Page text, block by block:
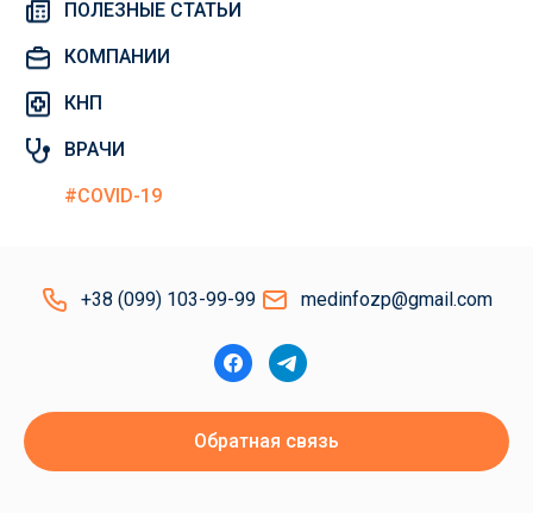
ПОЛЕЗНЫЕ СТАТЬИ
КОМПАНИИ
КНП
ВРАЧИ
#COVID-19
+38 (099) 103-99-99 medinfozp@gmail.com
Обратная связь